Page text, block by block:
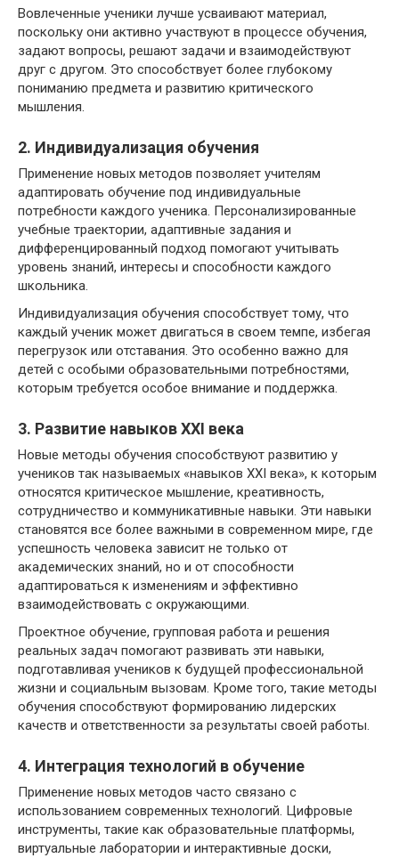
Вовлеченные ученики лучше усваивают материал,
поскольку они активно участвуют в процессе обучения,
задают вопросы, решают задачи и взаимодействуют
друг с другом. Это способствует более глубокому
пониманию предмета и развитию критического
мышления.
2. Индивидуализация обучения
Применение новых методов позволяет учителям
адаптировать обучение под индивидуальные
потребности каждого ученика. Персонализированные
учебные траектории, адаптивные задания и
дифференцированный подход помогают учитывать
уровень знаний, интересы и способности каждого
школьника.
Индивидуализация обучения способствует тому, что
каждый ученик может двигаться в своем темпе, избегая
перегрузок или отставания. Это особенно важно для
детей с особыми образовательными потребностями,
которым требуется особое внимание и поддержка.
3. Развитие навыков XXI века
Новые методы обучения способствуют развитию у
учеников так называемых «навыков XXI века», к которым
относятся критическое мышление, креативность,
сотрудничество и коммуникативные навыки. Эти навыки
становятся все более важными в современном мире, где
успешность человека зависит не только от
академических знаний, но и от способности
адаптироваться к изменениям и эффективно
взаимодействовать с окружающими.
Проектное обучение, групповая работа и решения
реальных задач помогают развивать эти навыки,
подготавливая учеников к будущей профессиональной
жизни и социальным вызовам. Кроме того, такие методы
обучения способствуют формированию лидерских
качеств и ответственности за результаты своей работы.
4. Интеграция технологий в обучение
Применение новых методов часто связано с
использованием современных технологий. Цифровые
инструменты, такие как образовательные платформы,
виртуальные лаборатории и интерактивные доски,